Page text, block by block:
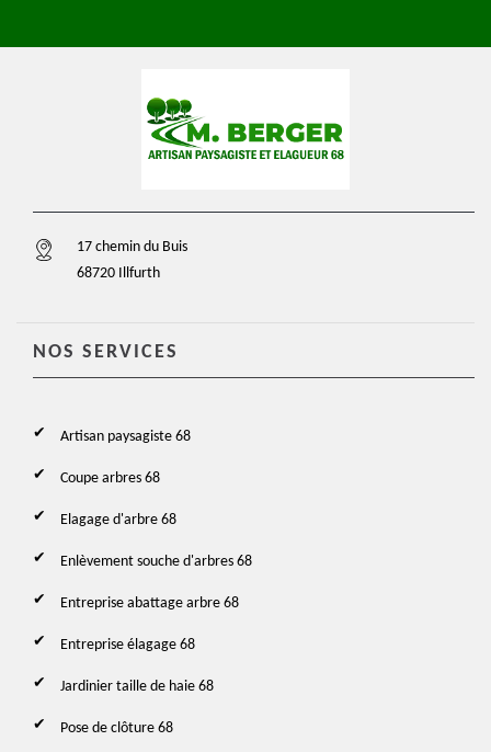
17 chemin du Buis
68720 Illfurth
NOS SERVICES
Artisan paysagiste 68
Coupe arbres 68
Elagage d'arbre 68
Enlèvement souche d'arbres 68
Entreprise abattage arbre 68
Entreprise élagage 68
Jardinier taille de haie 68
Pose de clôture 68